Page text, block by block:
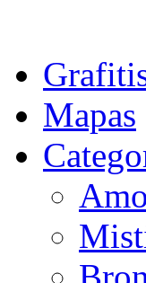
Mapas